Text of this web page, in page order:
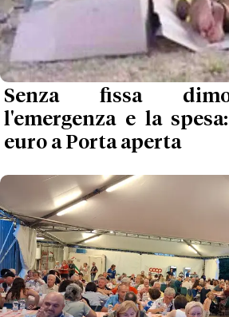
Senza fissa
l'emergenza e la
euro a Porta aperta